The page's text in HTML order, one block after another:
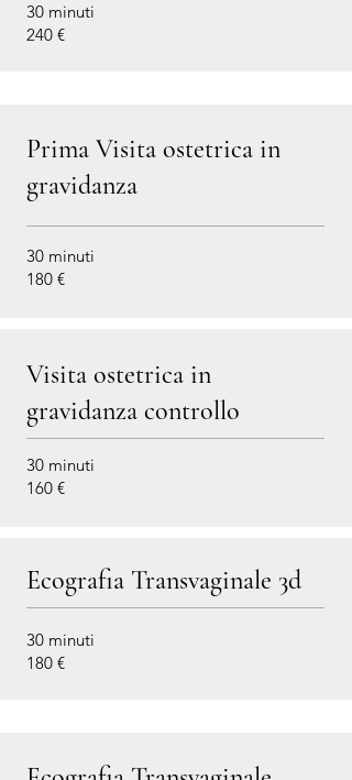
30 minuti
240 €
Prima Visita ostetrica in
gravidanza
30 minuti
180 €
Visita ostetrica in
gravidanza controllo
30 minuti
160 €
Ecografia Transvaginale 3d
30 minuti
180 €